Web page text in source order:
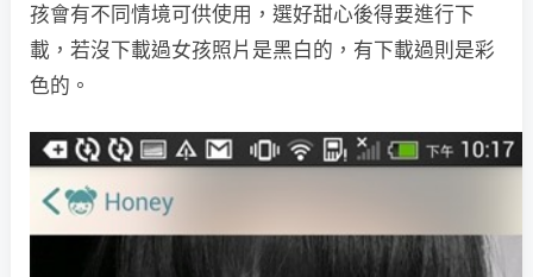
孩會有不同情境可供使用，選好甜心後得要進行下
載，若沒下載過女孩照片是黑白的，有下載過則是彩
色的。